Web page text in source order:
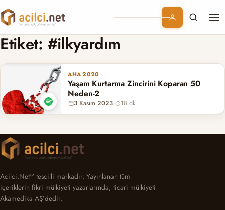
Branşlar
Konular
Etiket: #ilkyardım
AHA 2020
Yaşam Kurtarma Zincirini Koparan 50
Neden-2
3 Kasım 2023· 18 dk
Acilci.Net™ tescilli markadır. Yayınlanan tüm
içeriklerin fikri mülkiyeti yazarlarında, ticari mülkiyeti
Akamedika AŞ’dedir.